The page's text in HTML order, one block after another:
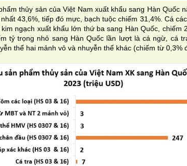
thủy sản của Việt Nam xuất khẩu sang Hàn Quốc
43,6%, tiếp đó mực, bạch tuộc chiếm 31,4%. Cá
ngạch xuất khẩu lớn thứ ba sang Hàn Quốc, chiếm
tỷ trọng nhỏ sang Hàn Quốc lần lượt là cá ngừ, cá
thể hai mảnh vỏ và nhuyễn thể khác (chiếm từ 0,3%